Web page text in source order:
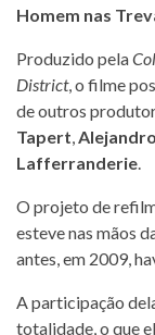
Homem nas
Produzido pela
District, o filme
de outros
Tapert,
Lafferranderie.
O projeto de
esteve nas mãos
antes, em 2009,
A participação
totalidade, o que